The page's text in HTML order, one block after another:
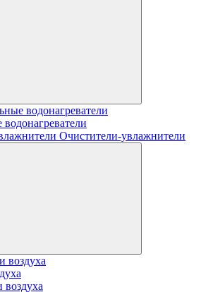
водонагреватели
Очистители-увлажнители
воздуха